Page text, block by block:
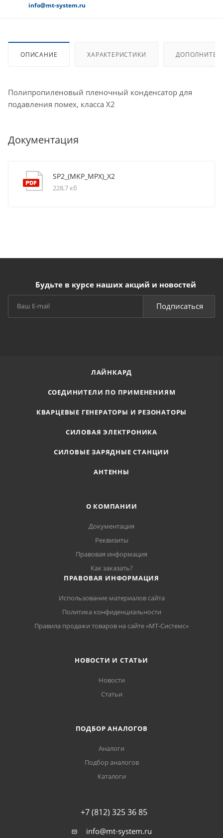
info@mt-system.ru
ОПИСАНИЕ ХАРАКТЕРИСТИКИ
Полипропиленовый пленочный конденсатор для
подавления помех, класса X2
Документация
SP2_(MKP_MPX)_X2
228,7 кб
Будьте в курсе наших акций и новостей
Подписаться
ЛАЙНКАРД
СОЕДИНИТЕЛИ ПО ПРИМЕНЕНИЯМ
КВАРЦЕВЫЕ ГЕНЕРАТОРЫ И РЕЗОНАТОРЫ
СИЛОВАЯ ЭЛЕКТРОНИКА
СИЛОВЫЕ ЗАРЯДНЫЕ СТАНЦИИ
АНТЕННЫ
О КОМПАНИИ
Документация
Реквизиты
Правовая информация
Как заказать?
ПРАВОВАЯ ИНФОРМАЦИЯ
Использование материалов сайта
Политика конфиденциальности
Правила продажи товаров на сайте «МТ-Системс»
НОВОСТИ И СТАТЬИ
Новости
Статьи
ПОДБОР АНАЛОГОВ
Аналоги
Подбор аналогов
Каталоги
+7 (812) 325 36 85
info@mt-system.ru